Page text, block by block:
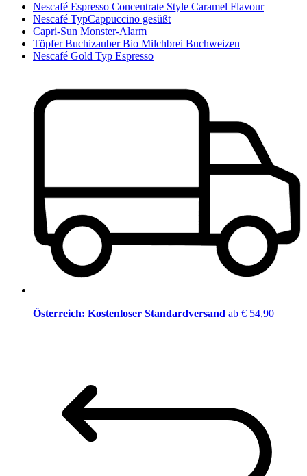
Nescafé Espresso Concentrate Style Caramel Flavour
Nescafé TypCappuccino gesüßt
Capri-Sun Monster-Alarm
Töpfer Buchizauber Bio Milchbrei Buchweizen
Nescafé Gold Typ Espresso
Österreich: Kostenloser Standardversand ab € 54,90